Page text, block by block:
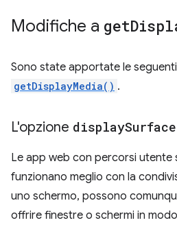
Modifiche a get
Sono state apportate le
getDisplayMedia() .
L'opzione displaySurface
Le app web con percorsi utente
funzionano meglio con la
uno schermo, possono
offrire finestre o schermi in